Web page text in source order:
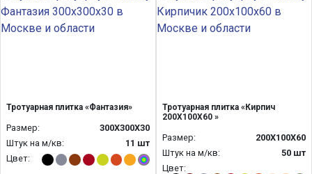
Тротуарная плитка «Фантазия»
Размер:
300Х300Х30
Штук на м/кв:
11 шт
Цвет:
Тротуарная плитка «Кирпич
200Х100Х60 »
Размер:
200Х100Х60
Штук на м/кв:
50 шт
Цвет: